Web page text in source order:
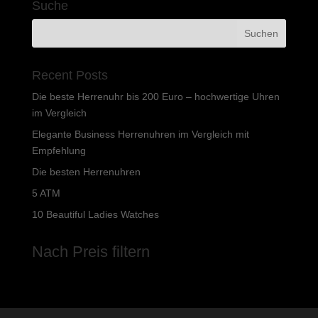
Suche
Recent Posts
Die beste Herrenuhr bis 200 Euro – hochwertige Uhren
im Vergleich
Elegante Business Herrenuhren im Vergleich mit
Empfehlung
Die besten Herrenuhren
5 ATM
10 Beautiful Ladies Watches
Nach Preis filtern